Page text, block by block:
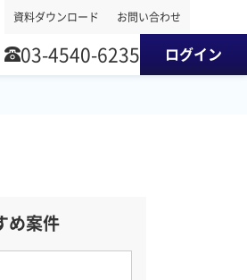
資料ダウンロード お問い合わせ
03-4540-6235 ログイン
め案件